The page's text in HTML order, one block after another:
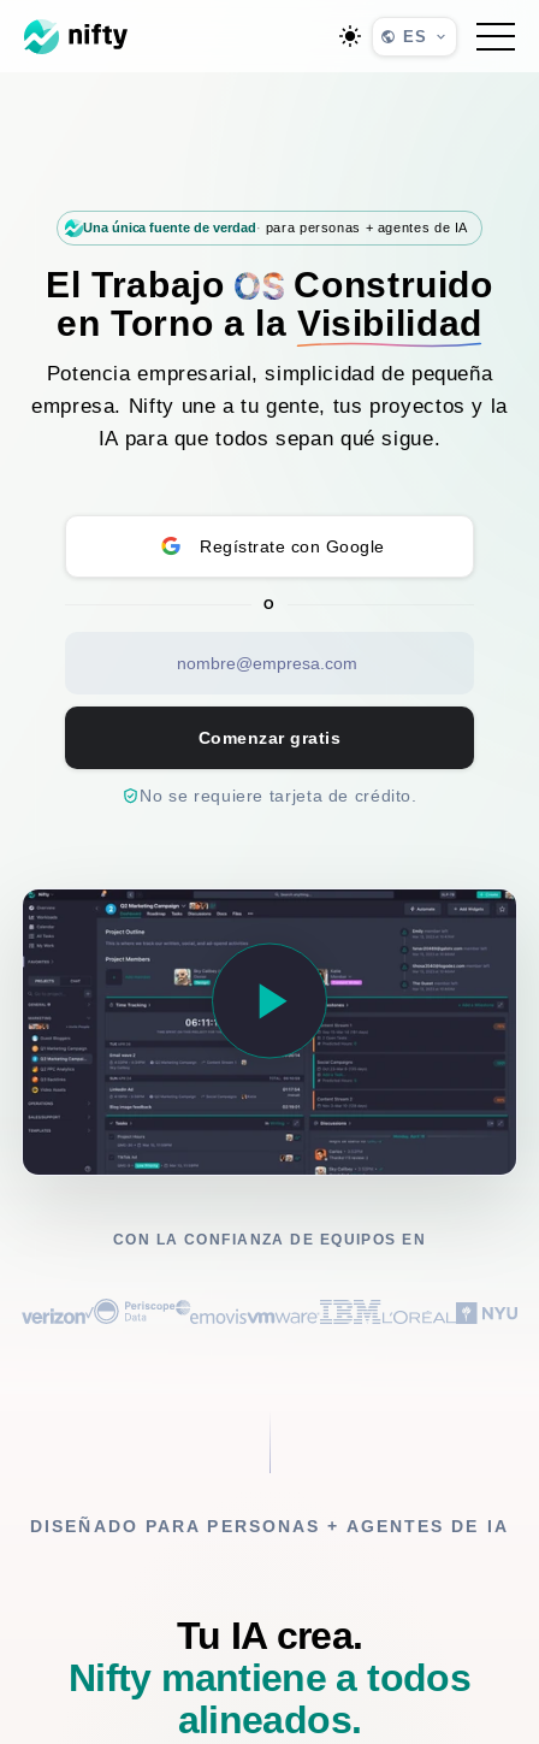
ES
Una única fuente de verdad para personas + agentes de IA
El Trabajo
Construido
en Torno a la Visibilidad
Potencia empresarial, simplicidad de pequeña
empresa. Nifty une a tu gente, tus proyectos y la
IA para que todos sepan qué sigue.
Comenzar gratis
O
Regístrate con Google
No se requiere tarjeta de crédito.
CON LA CONFIANZA DE EQUIPOS EN
DISEÑADO PARA PERSONAS + AGENTES DE IA
Tu IA crea.
Nifty mantiene a todos
alineados.